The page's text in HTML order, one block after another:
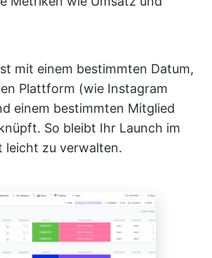
mit einem bestimmten Datum,
Plattform (wie Instagram
einem bestimmten Mitglied
So bleibt Ihr Launch im
leicht zu verwalten.